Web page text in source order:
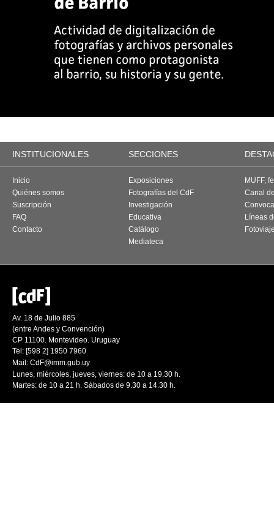
INSTITUCIONALES SECCIONES
Inicio
Quiénes somos
Suscripción
FAQ
Contacto
Exposiciones
Fotografías del CdF
Investigación
Educativa
Catálogo
Mediateca
MUFF,
Canal
Líneas
Av. 18 de Julio 885
(entre Andes y Convención)
CP 11100. Montevideo. Uruguay
Tel: [598 2] 1950 7960
Mail: CdF@imm.gub.uy
Lunes, miércoles, jueves, viernes: de 10 a 19.30 h.
Martes: de 10 a 21 h. Sábados de 9.30 a 14.30 h.